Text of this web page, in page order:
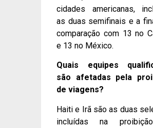
cidades americanas,
as duas semifinais e a
comparação com 13 no
e 13 no México.
Quais equipes
são afetadas pela
de viagens?
Haiti e Irã são as duas
incluídas na